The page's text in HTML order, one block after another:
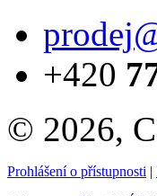
+420
© 2026,
Prohlášení o přístupnosti |